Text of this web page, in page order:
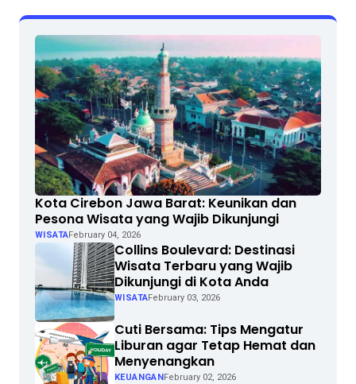
Kota Cirebon Jawa Barat: Keunikan dan
Pesona Wisata yang Wajib Dikunjungi
WISATAFebruary 04, 2026
Collins Boulevard: Destinasi
Wisata Terbaru yang Wajib
Dikunjungi di Kota Anda
WISATAFebruary 03, 2026
Cuti Bersama: Tips Mengatur
Liburan agar Tetap Hemat dan
Menyenangkan
KEUANGAN February 02, 2026